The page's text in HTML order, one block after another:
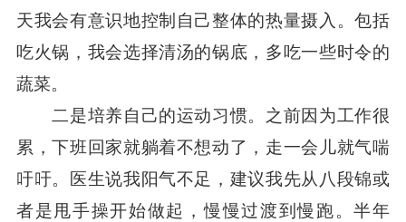
天我会有意识地控制自己整体的热量摄入。包括
吃火锅，我会选择清汤的锅底，多吃一些时令的
蔬菜。
二是培养自己的运动习惯。之前因为工作很
累，下班回家就躺着不想动了，走一会儿就气喘
吁吁。医生说我阳气不足，建议我先从八段锦或
者是甩手操开始做起，慢慢过渡到慢跑。半年